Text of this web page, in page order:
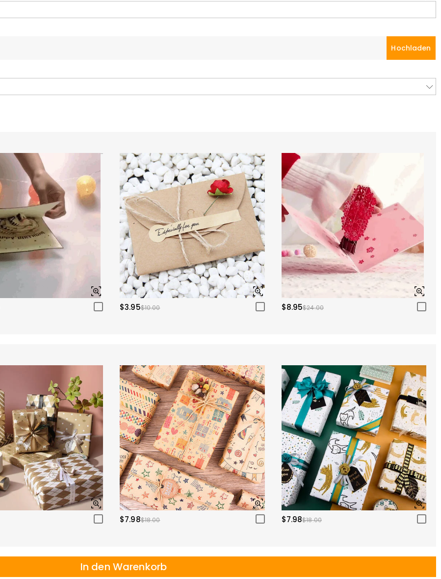
Hochladen
$3.95$10.00 $8.95$24.00
$7.98$18.00 $7.98$18.00
In den Warenkorb